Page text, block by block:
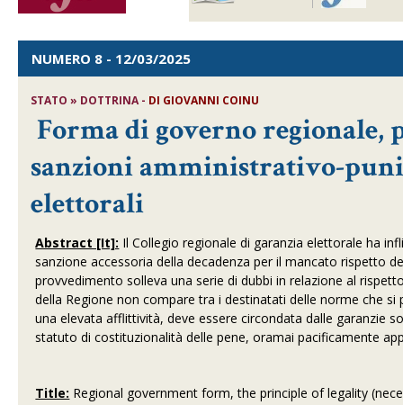
NUMERO 8 - 12/03/2025
STATO » DOTTRINA - DI GIOVANNI COINU
Forma di governo
sanzioni amministrativo-
elettorali
Abstract [It]: Il Collegio regionale di garanzia elettorale ha
sanzione accessoria della decadenza per il mancato rispetto
provvedimento solleva una serie di dubbi in relazione al
della Regione non compare tra i destinatati delle norme che
una elevata afflittività, deve essere circondata dalle garanzie
statuto di costituzionalità delle pene, oramai pacificamente
Title: Regional government form, the principle of legality